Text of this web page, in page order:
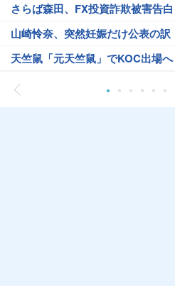
さらば森田、FX投資詐欺被害告白
山崎怜奈、突然妊娠だけ公表の訳
天竺鼠「元天竺鼠」でKOC出場へ